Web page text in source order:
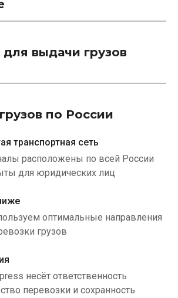
выдачи грузов
по России
транспортная сеть
расположены по всей России
для юридических лиц
оптимальные направления
грузов
несёт ответственность
перевозки и сохранность